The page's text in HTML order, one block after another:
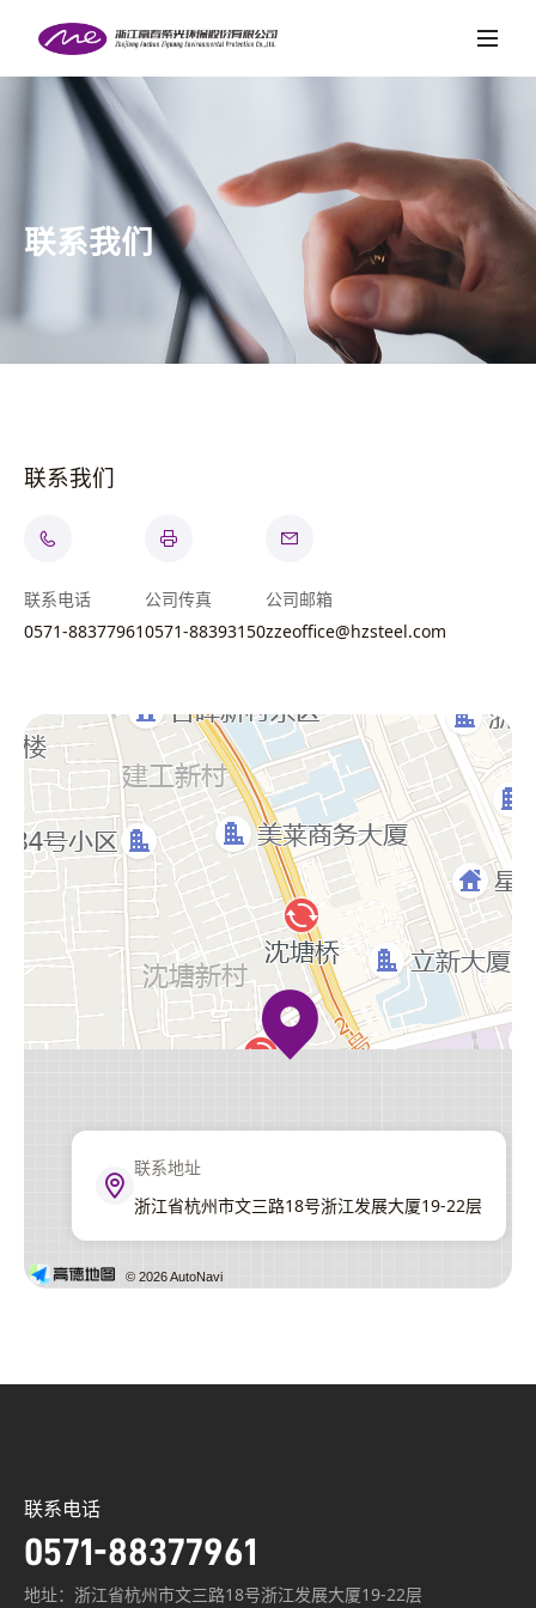
首页
关于紫光
项目案例
联系我们
联系我们
联系电话
0571-88377961
公司传真
0571-88393150
公司邮箱
zzeoffice@hzsteel.com
© 2026 AutoNavi
联系地址
浙江省杭州市文三路18号浙江发展大厦19-22层
联系电话
0571-88377961
地址：浙江省杭州市文三路18号浙江发展大厦19-22层